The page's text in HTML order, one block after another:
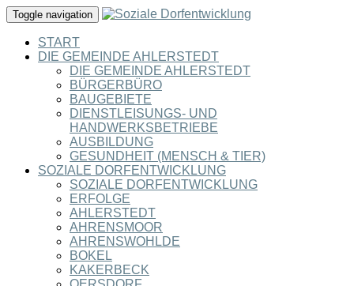
Toggle navigation
START
DIE GEMEINDE AHLERSTEDT
DIE GEMEINDE AHLERSTEDT
BÜRGERBÜRO
BAUGEBIETE
DIENSTLEISUNGS- UND
HANDWERKSBETRIEBE
AUSBILDUNG
GESUNDHEIT (MENSCH & TIER)
SOZIALE DORFENTWICKLUNG
SOZIALE DORFENTWICKLUNG
ERFOLGE
AHLERSTEDT
AHRENSMOOR
AHRENSWOHLDE
BOKEL
KAKERBECK